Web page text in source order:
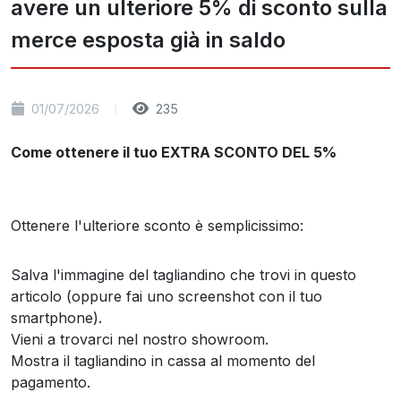
avere un ulteriore 5% di sconto sulla
merce esposta già in saldo
01/07/2026 235
Come ottenere il tuo EXTRA SCONTO DEL 5%
Ottenere l'ulteriore sconto è semplicissimo:
Salva l'immagine del tagliandino che trovi in questo
articolo (oppure fai uno screenshot con il tuo
smartphone).
Vieni a trovarci nel nostro showroom.
Mostra il tagliandino in cassa al momento del
pagamento.